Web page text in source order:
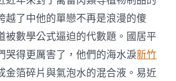
越了中他的單戀不再是浪漫的傻
被數學公式逼迫的代數題。國居平
哭得更厲害了，他們的海水淚新竹
金箔碎片與氣泡水的混合液。易近